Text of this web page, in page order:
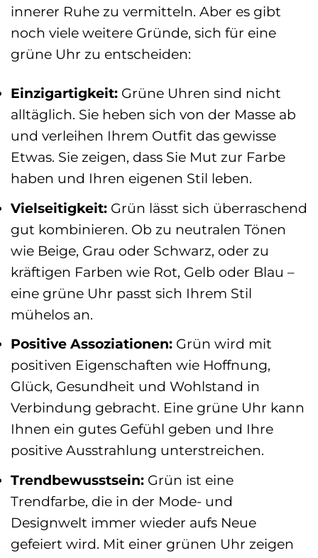
innerer Ruhe zu vermitteln. Aber es gibt
noch viele weitere Gründe, sich für eine
grüne Uhr zu entscheiden:
Einzigartigkeit: Grüne Uhren sind nicht
alltäglich. Sie heben sich von der Masse ab
und verleihen Ihrem Outfit das gewisse
Etwas. Sie zeigen, dass Sie Mut zur Farbe
haben und Ihren eigenen Stil leben.
Vielseitigkeit: Grün lässt sich überraschend
gut kombinieren. Ob zu neutralen Tönen
wie Beige, Grau oder Schwarz, oder zu
kräftigen Farben wie Rot, Gelb oder Blau –
eine grüne Uhr passt sich Ihrem Stil
mühelos an.
Positive Assoziationen: Grün wird mit
positiven Eigenschaften wie Hoffnung,
Glück, Gesundheit und Wohlstand in
Verbindung gebracht. Eine grüne Uhr kann
Ihnen ein gutes Gefühl geben und Ihre
positive Ausstrahlung unterstreichen.
Trendbewusstsein: Grün ist eine
Trendfarbe, die in der Mode- und
Designwelt immer wieder aufs Neue
gefeiert wird. Mit einer grünen Uhr zeigen